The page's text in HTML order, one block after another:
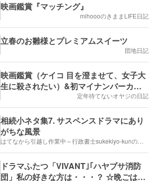
映画鑑賞『マッチング』
mihoooのきままLIFE日記
立春のお雛様とプレミアムスイーツ
団地日記
映画鑑賞（ケイコ 目を澄ませて、女子大
生に殺されたい）&初マイナンバーカー
定年待てないオヤジの日記
相続小ネタ集7. サスペンスドラマにあり
がちな風景
はてなから引越し作業中～行政書士sukekiyo-kunの家族法など（仮）
ドラマふたつ「VIVANT｣｢ハヤブサ消防
団」私の好きな方は・・・？ ☆晩ごはん